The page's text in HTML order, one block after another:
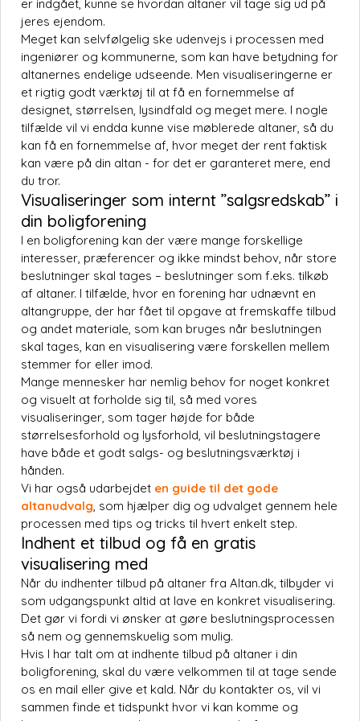
er indgået, kunne se hvordan altaner vil tage sig ud på
jeres ejendom.
Meget kan selvfølgelig ske udenvejs i processen med
ingeniører og kommunerne, som kan have betydning for
altanernes endelige udseende. Men visualiseringerne er
et rigtig godt værktøj til at få en fornemmelse af
designet, størrelsen, lysindfald og meget mere. I nogle
tilfælde vil vi endda kunne vise møblerede altaner, så du
kan få en fornemmelse af, hvor meget der rent faktisk
kan være på din altan - for det er garanteret mere, end
du tror.
Visualiseringer som internt ”salgsredskab” i
din boligforening
I en boligforening kan der være mange forskellige
interesser, præferencer og ikke mindst behov, når store
beslutninger skal tages – beslutninger som f.eks. tilkøb
af altaner. I tilfælde, hvor en forening har udnævnt en
altangruppe, der har fået til opgave at fremskaffe tilbud
og andet materiale, som kan bruges når beslutningen
skal tages, kan en visualisering være forskellen mellem
stemmer for eller imod.
Mange mennesker har nemlig behov for noget konkret
og visuelt at forholde sig til, så med vores
visualiseringer, som tager højde for både
størrelsesforhold og lysforhold, vil beslutningstagere
have både et godt salgs- og beslutningsværktøj i
hånden.
Vi har også udarbejdet en guide til det gode
altanudvalg , som hjælper dig og udvalget gennem hele
processen med tips og tricks til hvert enkelt step.
Indhent et tilbud og få en gratis
visualisering med
Når du indhenter tilbud på altaner fra Altan.dk, tilbyder vi
som udgangspunkt altid at lave en konkret visualisering.
Det gør vi fordi vi ønsker at gøre beslutningsprocessen
så nem og gennemskuelig som mulig.
Hvis I har talt om at indhente tilbud på altaner i din
boligforening, skal du være velkommen til at tage sende
os en mail eller give et kald. Når du kontakter os, vil vi
sammen finde et tidspunkt hvor vi kan komme og